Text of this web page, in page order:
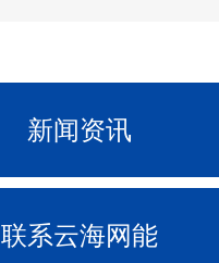
新闻资讯
联系云海网能